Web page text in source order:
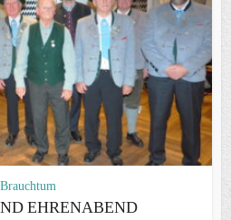
Brauchtum
EHRENABEND